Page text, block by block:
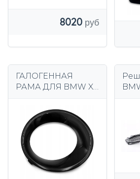
8020
ГАЛОГЕННАЯ
РАМА ДЛЯ BMW X3
51113423789
ПРАВАЯ